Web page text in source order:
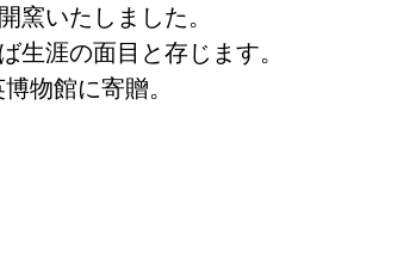
窯いたしました。
生涯の面目と存じます。
博物館に寄贈。